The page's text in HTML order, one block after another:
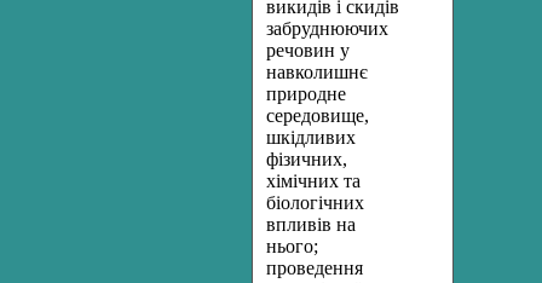
викидів і скидів
забруднюючих
речовин у
навколишнє
природне
середовище,
шкідливих
фізичних,
хімічних та
біологічних
впливів на
нього;
проведення